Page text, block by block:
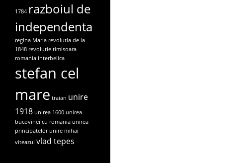
1784 razboiul de
independenta
regina Maria revolutia de la
1848 revolutie timisoara
romania interbelica
stefan cel
mare traian unire
1918 unirea 1600 unirea
bucovinei cu romania unirea
principatelor unire mihai
viteazul vlad tepes